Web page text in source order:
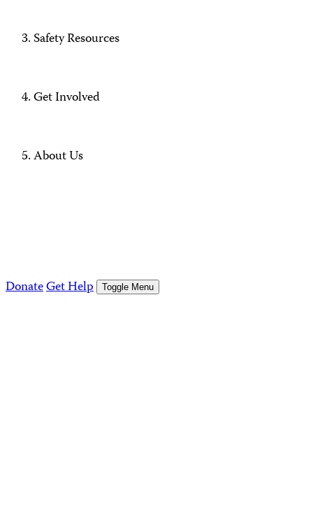
Safety Resources
Get Involved
About Us
DonateGet Help Toggle Menu